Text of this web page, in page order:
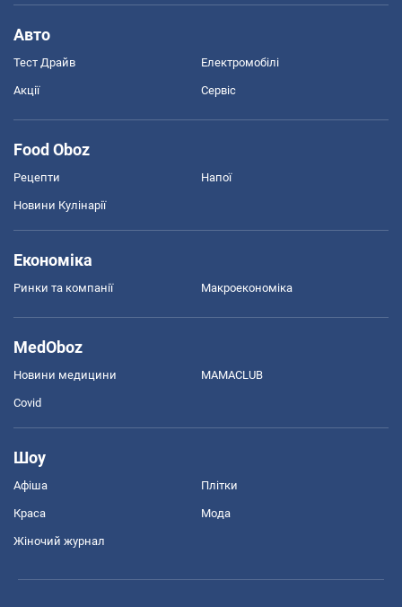
Авто
Тест Драйв Електромобілі
Акції Сервіс
Food Oboz
Рецепти Напої
Новини Кулінарії
Економіка
Ринки та компанії Макроекономіка
MedOboz
Новини медицини MAMACLUB
Covid
Шоу
Афіша Плітки
Краса Мода
Жіночий журнал